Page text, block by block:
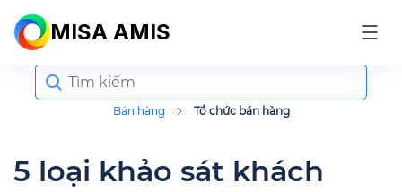
MISA AMIS
Bán hàng Tổ chức bán hàng
Search
for:
5 loại khảo sát khách